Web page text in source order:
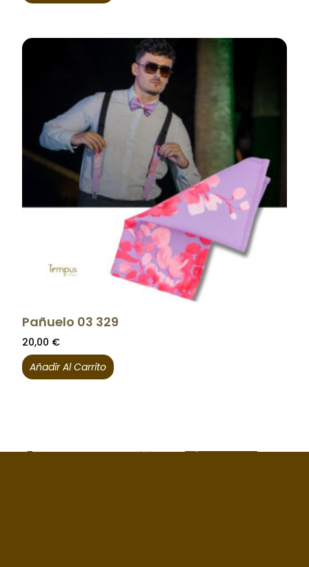
Pañuelo 03 329
20,00 €
Añadir Al Carrito